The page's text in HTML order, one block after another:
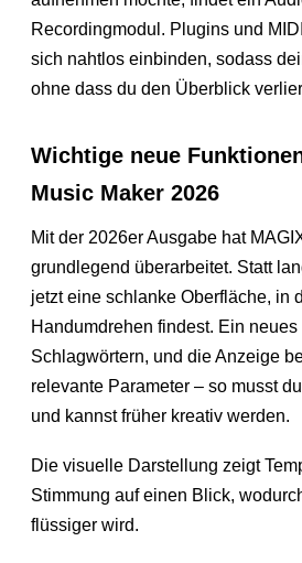
Recordingmodul. Plugins und
sich nahtlos einbinden, sodass
ohne dass du den Überblick
Wichtige neue
Music Maker 2026
Mit der 2026er Ausgabe hat
grundlegend überarbeitet. Statt
jetzt eine schlanke Oberfläche, in
Handumdrehen findest. Ein
Schlagwörtern, und die Anzeige
relevante Parameter – so musst
und kannst früher kreativ werden.
Die visuelle Darstellung zeigt
Stimmung auf einen Blick,
flüssiger wird.